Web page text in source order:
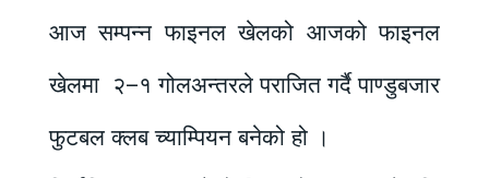
आज सम्पन्न फाइनल खेलको आजको फाइनल
खेलमा २–१ गोलअन्तरले पराजित गर्दै पाण्डुबजार
फुटबल क्लब च्याम्पियन बनेको हो ।